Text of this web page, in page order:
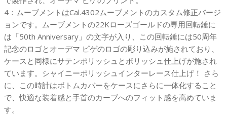
体
式
ム
ー
ブ
メ
ン
ト
個
4：ムーブメントはCal.4302ムーブメントのカスタム修正バージ
ョンです。ムーブメントの22Kローズゴールドの専用回転錘に
は「50th Anniversary」の文字が入り、この回転錘には50周年
記念のロゴとオーデマ ピゲのロゴの彫り込みが施されており、
ケースと同様にサテンポリッシュとポリッシュ仕上げが施され
ています。シャイニーポリッシュインターレース仕上げ！ さら
に、この時計はボトムカバーをケースにさらに一体化すること
で、快適な装着感と手首のカーブへのフィット感を高めていま
す。